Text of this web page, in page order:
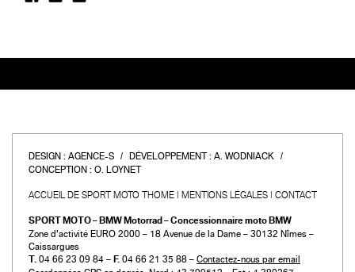
DESIGN : AGENCE-S DÉVELOPPEMENT : A. WODNIACK
CONCEPTION : O. LOYNET
ACCUEIL DE SPORT MOTO THOME MENTIONS LÉGALES CONTACT
SPORT MOTO – BMW Motorrad – Concessionnaire moto BMW
Zone d’activité EURO 2000 – 18 Avenue de la Dame – 30132 Nîmes –
Caissargues
T. 04 66 23 09 84 – F. 04 66 21 35 88 – Contactez-nous par email